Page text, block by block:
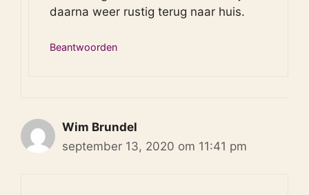
daarna weer rustig terug naar huis.
Beantwoorden
Wim Brundel
september 13, 2020 om 11:41 pm